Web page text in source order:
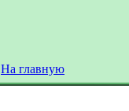
На главную